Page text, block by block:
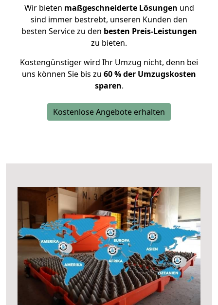
Wir bieten maßgeschneiderte Lösungen und
sind immer bestrebt, unseren Kunden den
besten Service zu den besten Preis-Leistungen
zu bieten.
Kostengünstiger wird Ihr Umzug nicht, denn bei
uns können Sie bis zu 60 % der Umzugskosten
sparen.
Kostenlose Angebote erhalten